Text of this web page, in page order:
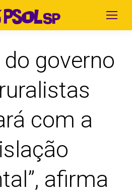
do governo
com a
afirma